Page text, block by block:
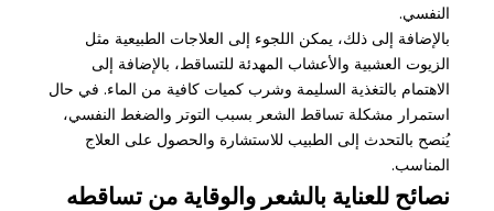
النفسي.
بالإضافة إلى ذلك، يمكن اللجوء إلى العلاجات الطبيعية مثل
الزيوت العشبية والأعشاب المهدئة للتساقط، بالإضافة إلى
الاهتمام بالتغذية السليمة وشرب كميات كافية من الماء. في حال
استمرار مشكلة تساقط الشعر بسبب التوتر والضغط النفسي،
يُنصح بالتحدث إلى الطبيب للاستشارة والحصول على العلاج
المناسب.
نصائح للعناية بالشعر والوقاية من تساقطه